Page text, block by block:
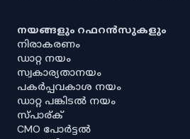
നയങ്ങളും റഫറൻസുകളും
നിരാകരണം
ഡാറ്റ നയം
സ്വകാര്യതാനയം
പകർപ്പവകാശ നയം
ഡാറ്റ പങ്കിടൽ നയം
സ്പാര്ക്
CMO പോർട്ടൽ